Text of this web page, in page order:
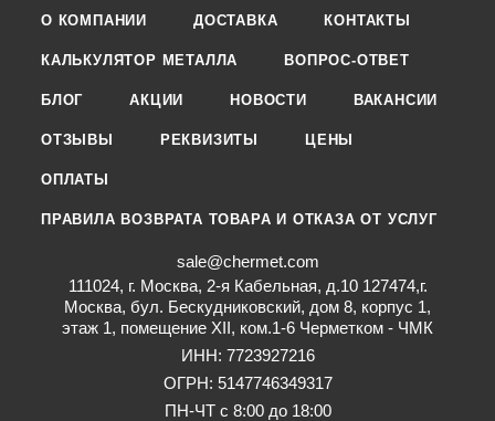
О КОМПАНИИ ДОСТАВКА КОНТАКТЫ
КАЛЬКУЛЯТОР МЕТАЛЛА ВОПРОС-ОТВЕТ
БЛОГ АКЦИИ НОВОСТИ ВАКАНСИИ
ОТЗЫВЫ РЕКВИЗИТЫ ЦЕНЫ
ОПЛАТЫ
ПРАВИЛА ВОЗВРАТА ТОВАРА И ОТКАЗА ОТ УСЛУГ
sale@chermet.com
111024, г. Москва, 2-я Кабельная, д.10 127474,г.
Москва, бул. Бескудниковский, дом 8, корпус 1,
этаж 1, помещение XII, ком.1-6 Черметком - ЧМК
ИНН: 7723927216
ОГРН: 5147746349317
ПН-ЧТ с 8:00 до 18:00